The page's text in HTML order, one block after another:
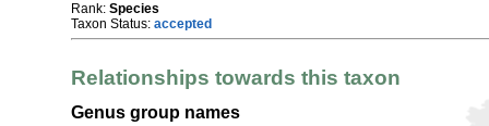
Rank: Species
Taxon Status: accepted
Relationships towards this taxon
Genus group names